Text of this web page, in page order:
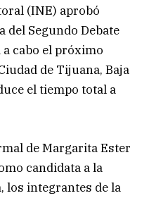
(INE) aprobó
del Segundo Debate
cabo el próximo
de Tijuana, Baja
el tiempo total a
de Margarita Ester
candidata a la
los integrantes de la